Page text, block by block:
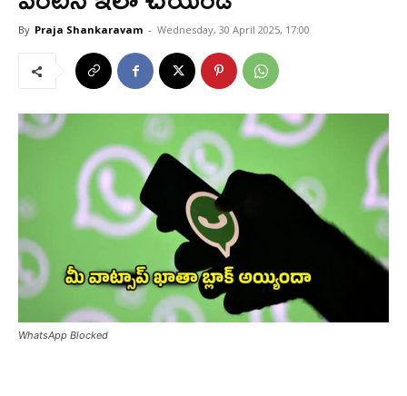
By Praja Shankaravam - Wednesday, 30 April 2025, 17:00
WhatsApp Blocked